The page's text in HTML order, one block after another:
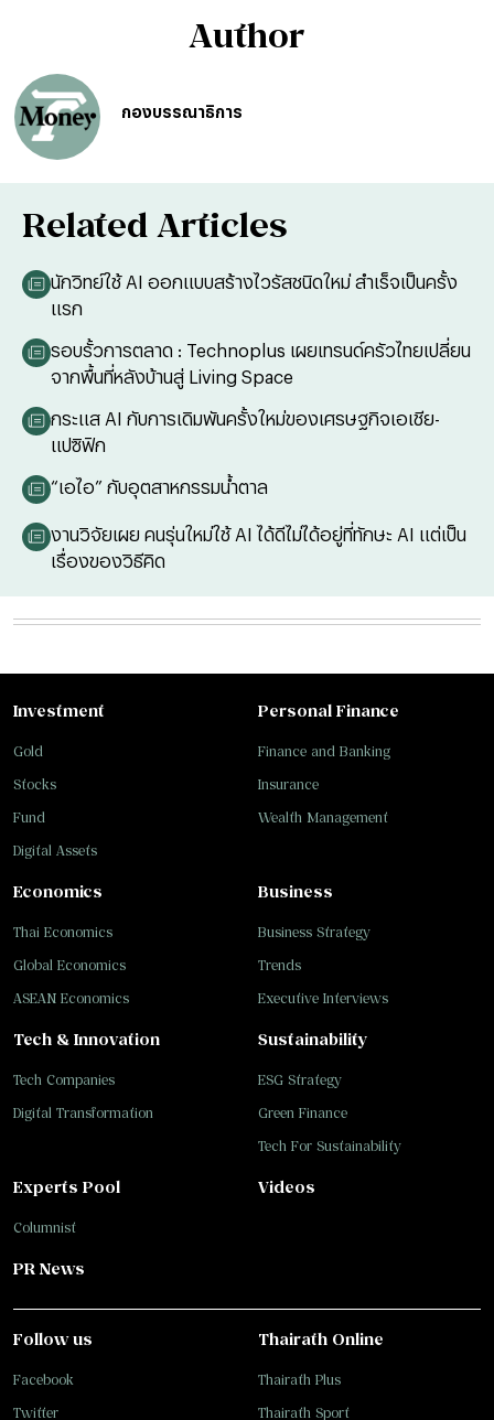
Author
กองบรรณาธิการ
Related Articles
นักวิทย์ใช้ AI ออกแบบสร้างไวรัสชนิดใหม่ สำเร็จเป็นครั้ง
แรก
รอบรั้วการตลาด : Technoplus เผยเทรนด์ครัวไทยเปลี่ยน
จากพื้นที่หลังบ้านสู่ Living Space
กระแส AI กับการเดิมพันครั้งใหม่ของเศรษฐกิจเอเชีย-
แปซิฟิก
“เอไอ” กับอุตสาหกรรมน้ำตาล
งานวิจัยเผย คนรุ่นใหม่ใช้ AI ได้ดีไม่ได้อยู่ที่ทักษะ AI แต่เป็น
เรื่องของวิธีคิด
Investment
Gold
Stocks
Fund
Digital Assets
Personal Finance
Finance and Banking
Insurance
Wealth Management
Business
Business Strategy
Trends
Executive Interviews
Tech & Innovation
Tech Companies
Digital Transformation
Sustainability
ESG Strategy
Green Finance
Tech For Sustainability
Economics
Thai Economics
Global Economics
ASEAN Economics
Experts Pool
Columnist
Videos
PR News
Follow us
Facebook
Twitter
Thairath Online
Thairath Plus
Thairath Sport